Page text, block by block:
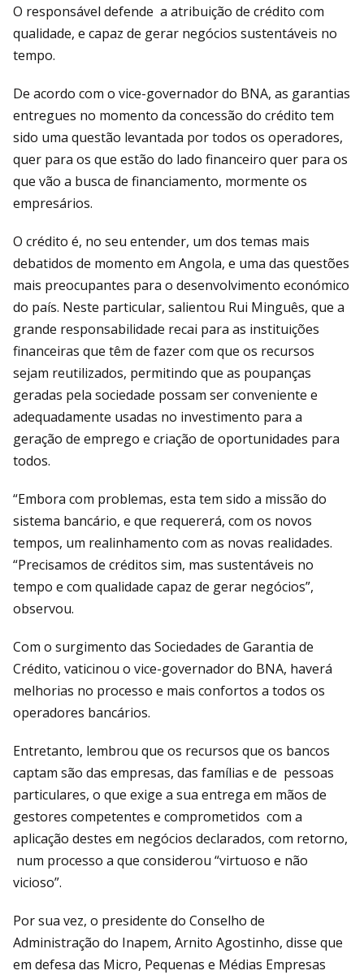
O responsável defende a atribuição de crédito com
qualidade, e capaz de gerar negócios sustentáveis no
tempo.
De acordo com o vice-governador do BNA, as garantias
entregues no momento da concessão do crédito tem
sido uma questão levantada por todos os operadores,
quer para os que estão do lado financeiro quer para os
que vão a busca de financiamento, mormente os
empresários.
O crédito é, no seu entender, um dos temas mais
debatidos de momento em Angola, e uma das questões
mais preocupantes para o desenvolvimento económico
do país. Neste particular, salientou Rui Minguês, que a
grande responsabilidade recai para as instituições
financeiras que têm de fazer com que os recursos
sejam reutilizados, permitindo que as poupanças
geradas pela sociedade possam ser conveniente e
adequadamente usadas no investimento para a
geração de emprego e criação de oportunidades para
todos.
“Embora com problemas, esta tem sido a missão do
sistema bancário, e que requererá, com os novos
tempos, um realinhamento com as novas realidades.
“Precisamos de créditos sim, mas sustentáveis no
tempo e com qualidade capaz de gerar negócios”,
observou.
Com o surgimento das Sociedades de Garantia de
Crédito, vaticinou o vice-governador do BNA, haverá
melhorias no processo e mais confortos a todos os
operadores bancários.
Entretanto, lembrou que os recursos que os bancos
captam são das empresas, das famílias e de pessoas
particulares, o que exige a sua entrega em mãos de
gestores competentes e comprometidos com a
aplicação destes em negócios declarados, com retorno,
num processo a que considerou “virtuoso e não
vicioso”.
Por sua vez, o presidente do Conselho de
Administração do Inapem, Arnito Agostinho, disse que
em defesa das Micro, Pequenas e Médias Empresas